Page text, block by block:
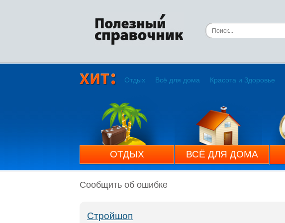
Отдых Всё для дома Красота и Здоровье
ОТДЫХ ВСЁ ДЛЯ ДОМА
Сообщить об ошибке
Стройшоп